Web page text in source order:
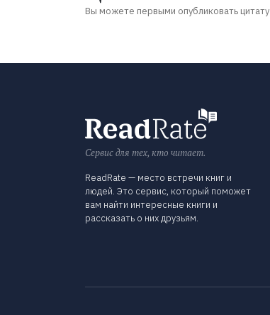
Вы можете первыми опубликовать цитату
Сервис для тех, кто читает.
ReadRate — место встречи книг и
людей. Это сервис, который поможет
вам найти интересные книги и
рассказать о них друзьям.